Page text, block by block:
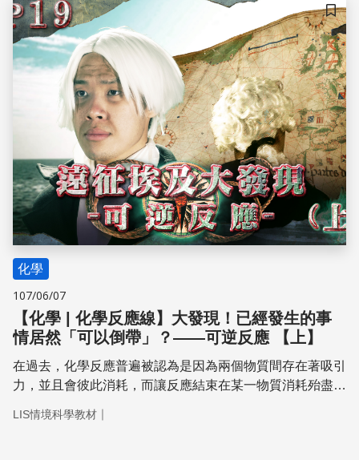
儲存
化學
107/06/07
【化學 | 化學反應線】大發現！已經發生的事
情居然「可以倒帶」？——可逆反應 【上】
在過去，化學反應普遍被認為是因為兩個物質間存在著吸引
力，並且會彼此消耗，而讓反應結束在某一物質消耗殆盡
這股「吸引力」在當時的科學界引發了熱烈的討論，而貝托
LIS情境科學教材 ｜